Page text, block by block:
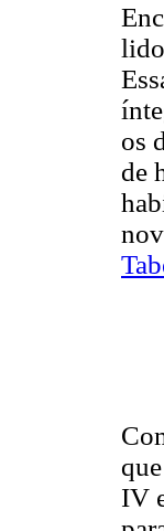
os
de
IV